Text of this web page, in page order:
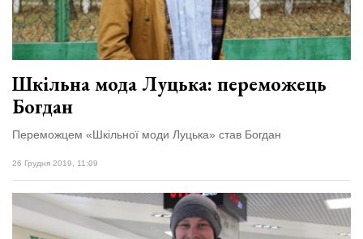
Шкільна мода Луцька: переможець
Богдан
Переможцем «Шкільної моди Луцька» став Богдан
26 Грудня 2019, 11:09